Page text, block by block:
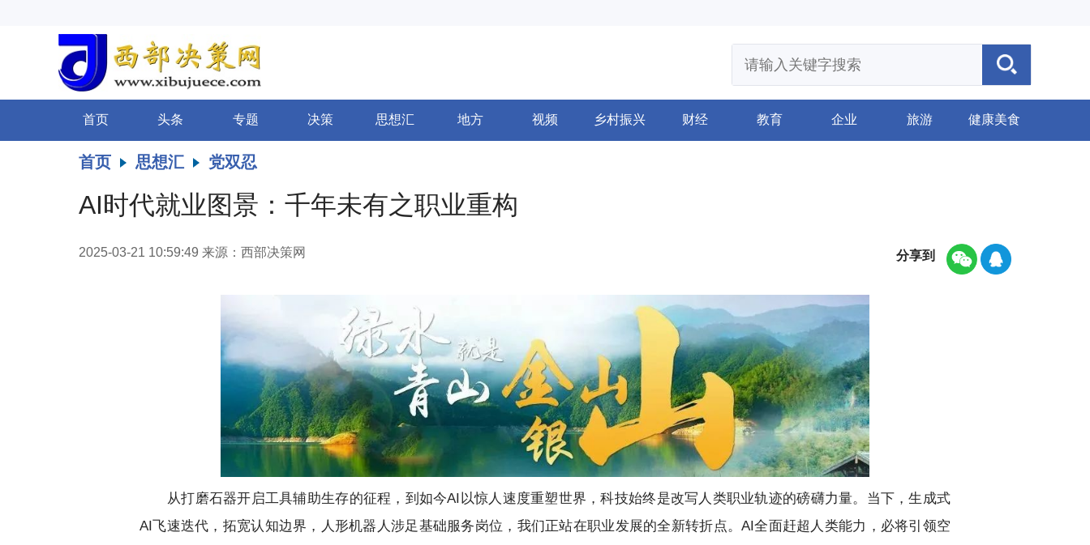
首页 头条 专题 决策 思想汇 地方 视频 乡村振兴 财经 教育 企业 旅游 健康美食
首页 思想汇 党双忍
AI时代就业图景：千年未有之职业重构
2025-03-21 10:59:49 来源：西部决策网 分享到
从打磨石器开启工具辅助生存的征程，到如今AI以惊人速度重塑世界，科技始终是改写人类职业轨迹的磅礴力量。当下，生成式
AI飞速迭代，拓宽认知边界，人形机器人涉足基础服务岗位，我们正站在职业发展的全新转折点。AI全面赶超人类能力，必将引领空